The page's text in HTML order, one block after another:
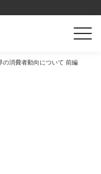
の消費者動向について 前編